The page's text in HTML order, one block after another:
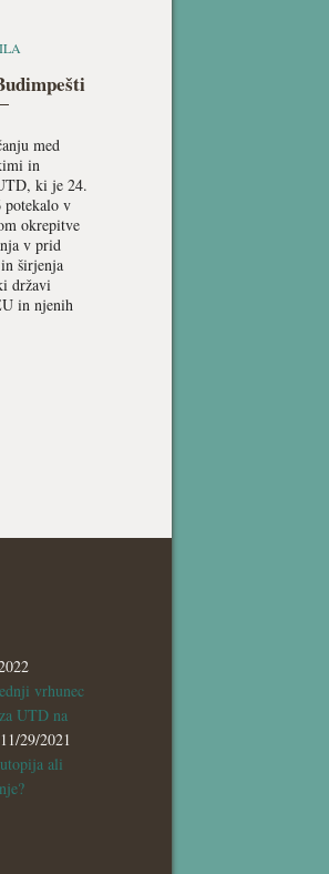
med
in
ki je 24.
potekalo v
okrepitve
v prid
širjenja
državi
in njenih
vrhunec
UTD na
11/29/2021
ali